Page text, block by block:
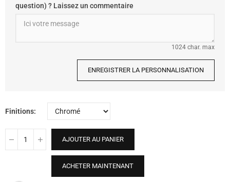
question) ? Laissez un commentaire
1024 char. max
ENREGISTRER LA PERSONNALISATION
Finitions
AJOUTER AU PANIER
ACHETER MAINTENANT